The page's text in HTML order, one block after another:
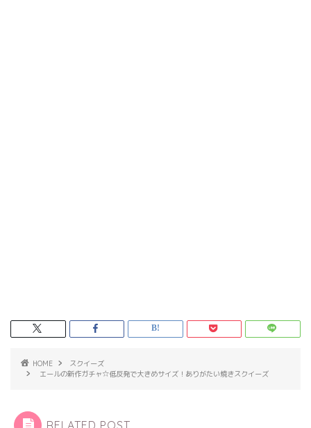
HOME
スクイーズ
エールの新作ガチャ☆低反発で大きめサイズ！ありがたい焼きスクイーズ
RELATED POST